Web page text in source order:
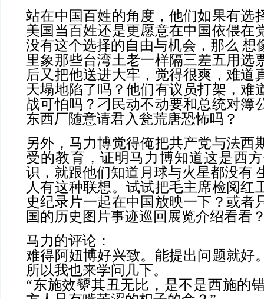
站在中国百姓的角度，他们如果有选
美国当百姓还是更愿意在中国依偎在
没有这个选择的自由与机会，那么 想
里象那些台湾土老一样隔三差五用选
后又把他送进大牢，觉得很爽，难道
天塌地陷了吗？他们有议员打架，难
战可怕吗？刁民动不动要和总统对簿
东西厂随意请君入瓮荒唐恐怖吗？
另外，马力博觉得俺把共产党与法西
受的教育，证明马力博知道这是西
识，就跟他们知道月球与火星都没有
人有这种联想。试试把毛主席检阅红
史纪录片一起在中国放映一下？或者
国的历史图片事迹巡回展览介绍看看
马力的评论 ：
难得阿妞博好兴致。能提出问题就好
所以我也来学问几下。
“东施效颦其丑无比，是不是西施的